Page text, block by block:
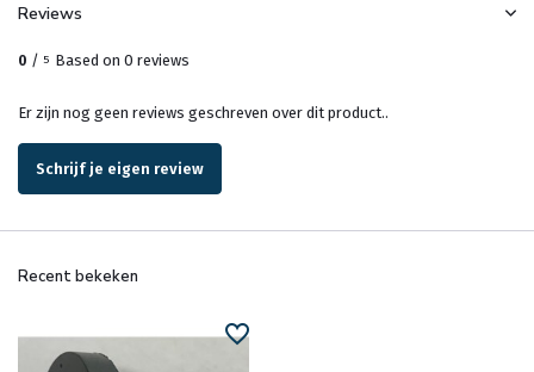
Reviews
0 / 5 Based on 0 reviews
Er zijn nog geen reviews geschreven over dit product..
Schrijf je eigen review
Recent bekeken